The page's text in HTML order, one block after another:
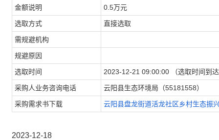
金额说明 0.5万元
选取方式 直接选取
需规避机构
规避原因
选取时间 2023-12-21 09:00:00 （选取时间到
采购人业务咨询电话 云阳县生态环境局（55181558）
采购需求书下载 云阳县盘龙街道活龙社区乡村生态振
2023-12-18